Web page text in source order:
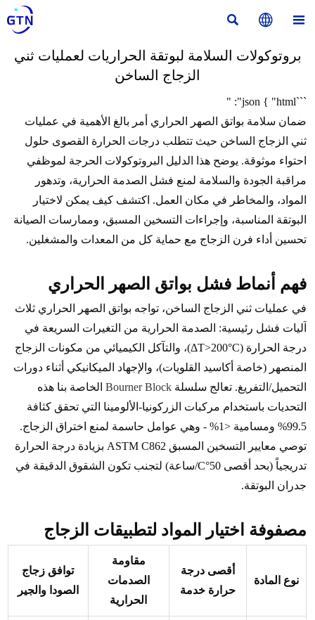
  
بروتوكولات السلامة لبوتقة الحراريات لعمليات ثني
الزجاج الساخن
```json { "html": "
ضمان سلامة بواتق الصهر الحراري أمر بالغ الأهمية في عمليات
ثني الزجاج الساخن حيث تتطلب درجات الحرارة القصوى حلول
احتواء موثوقة. يوضح هذا الدليل البروتوكولات الحرجة لموظفي
مراقبة الجودة والسلامة لمنع فشل الصدمة الحرارية، وتدهور
المواد، والمخاطر في مكان العمل. اكتشف كيف يمكن لاختيار
البوتقة المناسبة، وإجراءات التسخين المسبق، وممارسات الصيانة
تحسين أداء فرن الزجاج مع حماية كل من المعدات والمشغلين.
فهم أنماط فشل بواتق الصهر الحراري
في عمليات ثني الزجاج الساخن، تواجه بواتق الصهر الحراري ثلاث
آليات فشل رئيسية: الصدمة الحرارية من التغيرات السريعة في
درجة الحرارة (ΔT>200°C)، والتآكل الكيميائي من مكونات الزجاج
المنصهر (خاصة أكاسيد القلويات)، والإجهاد الميكانيكي أثناء دورات
التحميل/التفريغ. تعالج سلسلةBourner Block الخاصة بنا هذه
التحديات باستخدام مركبات الزركونيا-الألومينا التي تحقق كثافة
99.5% ومسامية <1% - وهي عوامل حاسمة لمنع اختراق الزجاج.
توصي معايير التسخين المسبق ASTM C862 بزيادة درجة الحرارة
تدريجياً (بحد أقصى 50°C/ساعة) لتجنب تكون الشقوق الدقيقة في
جدران البوتقة.
مصفوفة اختيار المواد لتطبيقات الزجاج
نوع المادة
أقصى درجة
حرارة خدمة
مقاومة
الصدمات
الحرارية
توافق زجاج
الصودا والجير